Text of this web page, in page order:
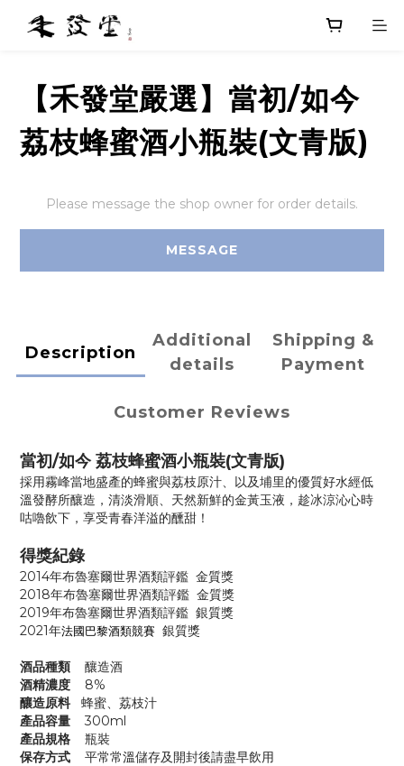
【禾發堂嚴選】當初/如今
荔枝蜂蜜酒小瓶裝(文青版)
Please message the shop owner for order details.
MESSAGE
Description
Additional
details
Shipping &
Payment
Customer Reviews
當初/如今 荔枝蜂蜜酒小瓶裝(文青版)
採用霧峰當地盛產的蜂蜜與荔枝原汁、以及埔里的優質好水經低
溫發酵所釀造，清淡滑順、天然新鮮的金黃玉液，趁冰涼沁心時
咕嚕飲下，享受青春洋溢的醺甜！
得獎紀錄
2014年布魯塞爾世界酒類評鑑 金質獎
2018年布魯塞爾世界酒類評鑑 金質獎
2019年布魯塞爾世界酒類評鑑 銀質獎
2021年法國巴黎酒類競賽 銀質獎
酒品種類
釀造酒
酒精濃度
8%
釀造原料 蜂蜜、荔枝汁
產品容量 300ml
產品規格 瓶裝
保存方式 平常常溫儲存及開封後請盡早飲用